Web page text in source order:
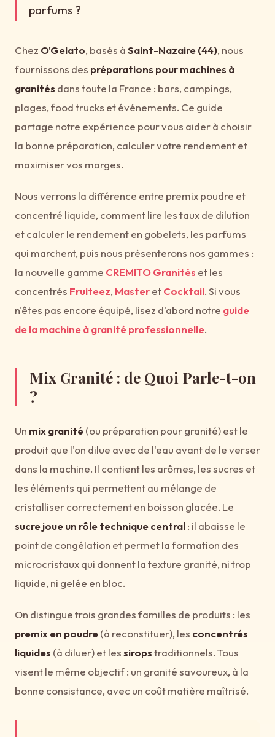
parfums ?
Chez O'Gelato, basés àSaint-Nazaire (44), nous
fournissons des préparations pour machines à
granités dans toute la France : bars, campings,
plages, food trucks et événements. Ce guide
partage notre expérience pour vous aider à choisir
la bonne préparation, calculer votre rendement et
maximiser vos marges.
Nous verrons la différence entre premix poudre et
concentré liquide, comment lire les taux de dilution
et calculer le rendement en gobelets, les parfums
qui marchent, puis nous présenterons nos gammes :
la nouvelle gamme CREMITO Granités et les
concentrés Fruiteez, MasteretCocktail. Si vous
n'êtes pas encore équipé, lisez d'abord notre guide
de la machine à granité professionnelle.
Mix Granité : de Quoi Parle-t-on
?
Un mix granité(ou préparation pour granité) est le
produit que l'on dilue avec de l'eau avant de le verser
dans la machine. Il contient les arômes, les sucres et
les éléments qui permettent au mélange de
cristalliser correctement en boisson glacée. Le
sucre joue un rôle technique central: il abaisse le
point de congélation et permet la formation des
microcristaux qui donnent la texture granité, ni trop
liquide, ni gelée en bloc.
On distingue trois grandes familles de produits : les
premix en poudre(à reconstituer), les concentrés
liquides (à diluer) et lessiropstraditionnels. Tous
visent le même objectif : un granité savoureux, à la
bonne consistance, avec un coût matière maîtrisé.